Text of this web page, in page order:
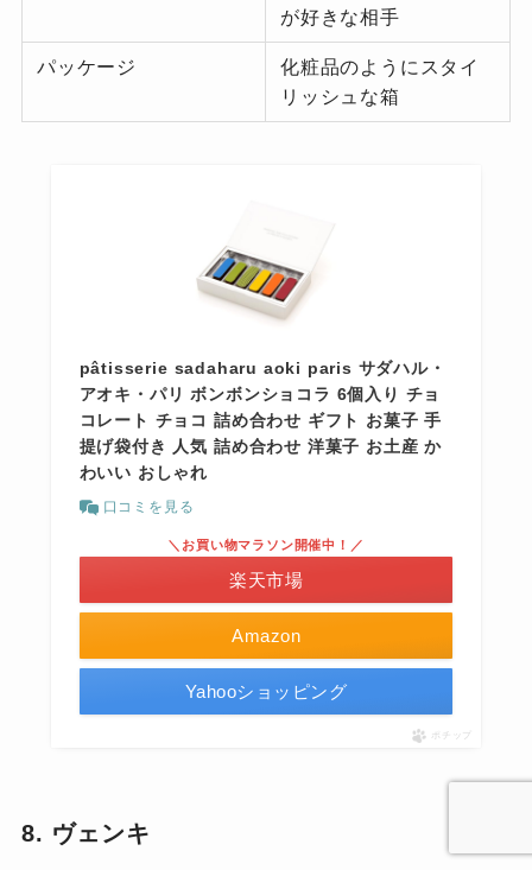
が好きな相手
パッケージ
化粧品のようにスタイ
リッシュな箱
pâtisserie sadaharu aoki paris サダハル・
アオキ・パリ ボンボンショコラ 6個入り チョ
コレート チョコ 詰め合わせ ギフト お菓子 手
提げ袋付き 人気 詰め合わせ 洋菓子 お土産 か
わいい おしゃれ
口コミを見る
Amazon
＼お買い物マラソン開催中！／
楽天市場
Yahooショッピング
ポチップ
8. ヴェンキ